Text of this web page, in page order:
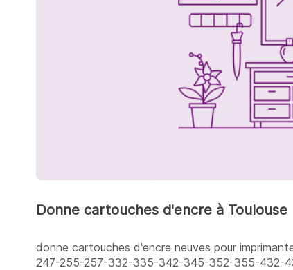
Donne cartouches d'encre à Toulouse
donne cartouches d'encre neuves pour
247-255-257-332-335-342-345-352-355-432-